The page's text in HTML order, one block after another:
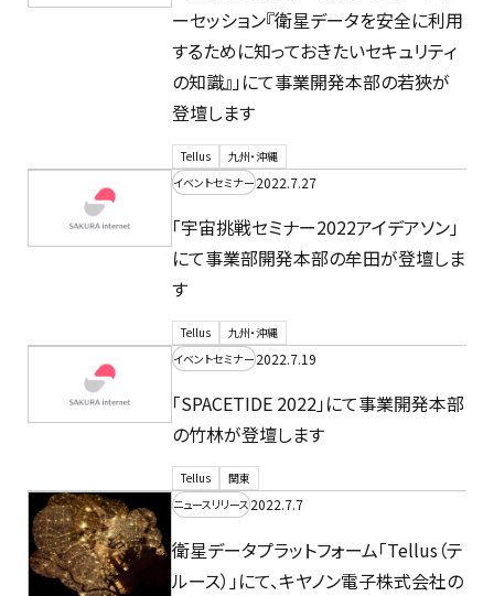
ーセッション『衛星データを安全に利用
するために知っておきたいセキュリティ
の知識』」にて事業開発本部の若狹が
登壇します
Tellus
九州・沖縄
イベントセミナー2022.7.27
「宇宙挑戦セミナー2022アイデアソン」
にて事業部開発本部の牟田が登壇しま
す
Tellus
九州・沖縄
イベントセミナー2022.7.19
「SPACETIDE 2022」にて事業開発本部
の竹林が登壇します
Tellus
関東
ニュースリリース2022.7.7
衛星データプラットフォーム「Tellus（テ
ルース）」にて、キヤノン電子株式会社の